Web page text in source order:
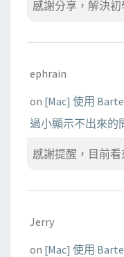
感謝分享，解決
ephrain
on [Mac] 使用
過小顯示不出來的
感謝提醒，目前
Jerry
on [Mac] 使用